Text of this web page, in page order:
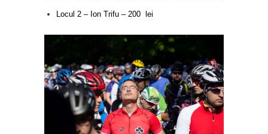
Locul 2 – Ion Trifu – 200 lei